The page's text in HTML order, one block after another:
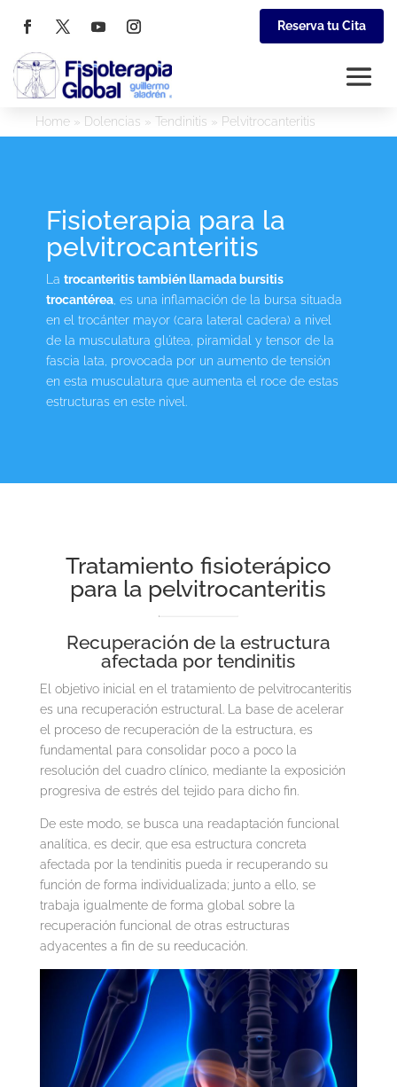
Reserva tu Cita
Home » Dolencias » Tendinitis » Pelvitrocanteritis
Fisioterapia para la
pelvitrocanteritis
La trocanteritis también llamada bursitis
trocantérea, es una inflamación de la bursa situada
en el trocánter mayor (cara lateral cadera) a nivel
de la musculatura glútea, piramidal y tensor de la
fascia lata, provocada por un aumento de tensión
en esta musculatura que aumenta el roce de estas
estructuras en este nivel.
Tratamiento fisioterápico
para la pelvitrocanteritis
Recuperación de la estructura
afectada por tendinitis
El objetivo inicial en el tratamiento de pelvitrocanteritis
es una recuperación estructural. La base de acelerar
el proceso de recuperación de la estructura, es
fundamental para consolidar poco a poco la
resolución del cuadro clínico, mediante la exposición
progresiva de estrés del tejido para dicho fin.
De este modo, se busca una readaptación funcional
analítica, es decir, que esa estructura concreta
afectada por la tendinitis pueda ir recuperando su
función de forma individualizada; junto a ello, se
trabaja igualmente de forma global sobre la
recuperación funcional de otras estructuras
adyacentes a fin de su reeducación.